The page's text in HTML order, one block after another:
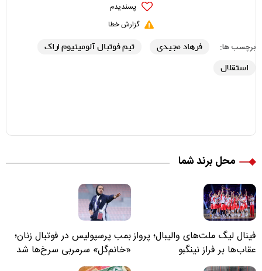
پسندیدم
گزارش خطا
برچسب ها: فرهاد مجیدی
تیم فوتبال آلومینیوم اراک
استقلال
محل برند شما
فینال لیگ ملت‌های والیبال؛ پرواز
عقاب‌ها بر فراز نینگبو
بمب پرسپولیس در فوتبال زنان؛
«خانم‌گل» سرمربی سرخ‌ها شد